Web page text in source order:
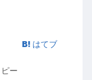
はてブ
ピー